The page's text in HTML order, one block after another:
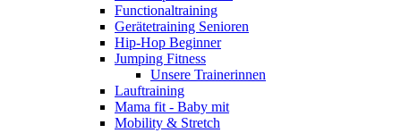
Functionaltraining
Gerätetraining Senioren
Hip-Hop Beginner
Jumping Fitness
Unsere Trainerinnen
Lauftraining
Mama fit - Baby mit
Mobility & Stretch